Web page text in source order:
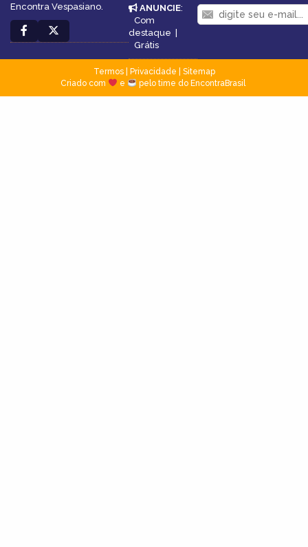
Encontra Vespasiano.
ANUNCIE:
Com
destaque |
Grátis
Termos| Privacidade
Sitemap
Criado com
e pelo time do EncontraBrasil